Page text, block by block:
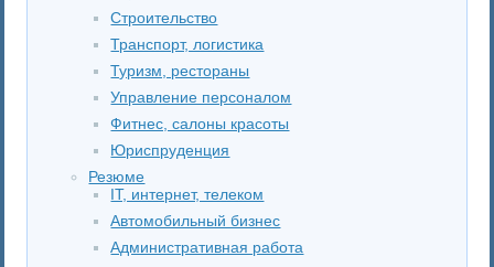
Строительство
Транспорт, логистика
Туризм, рестораны
Управление персоналом
Фитнес, салоны красоты
Юриспруденция
Резюме
IT, интернет, телеком
Автомобильный бизнес
Административная работа